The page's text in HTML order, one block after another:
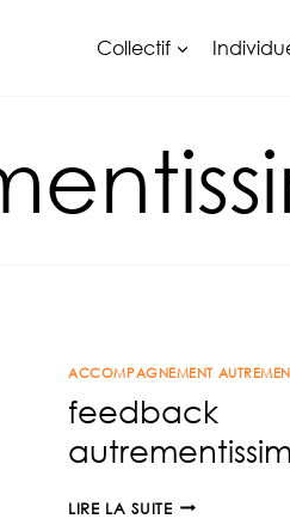
Collectif
ACCOMPAGNEMENT
feedback
LIRE LA SUITEFEEDBACK